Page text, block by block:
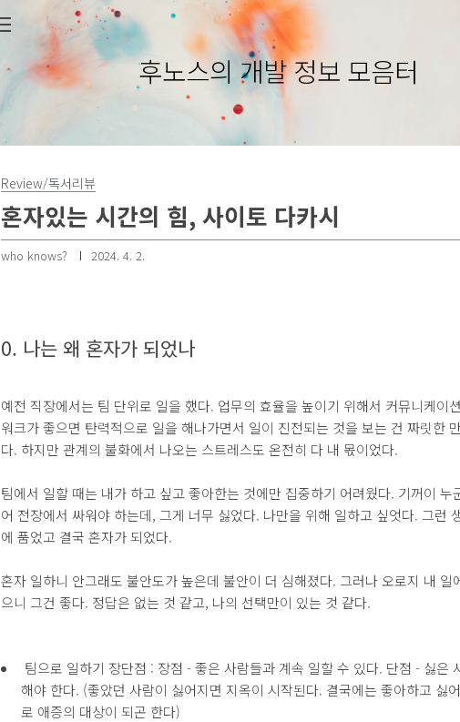
후노스의 개발 정보 모음터
Review/독서리뷰
혼자있는 시간의 힘, 사이토 다카시
who knows? 2024. 4. 2.
0. 나는 왜 혼자가 되었나
예전 직장에서는 팀 단위로 일을 했다. 업무의 효율을 높이기 위해서 커뮤니케이
워크가 좋으면 탄력적으로 일을 해나가면서 일이 진전되는 것을 보는 건 짜릿한
다. 하지만 관계의 불화에서 나오는 스트레스도 온전히 다 내 몫이었다.
팀에서 일할 때는 내가 하고 싶고 좋아한는 것에만 집중하기 어려웠다. 기꺼이 누
어 전장에서 싸워야 하는데, 그게 너무 싫었다. 나만을 위해 일하고 싶엇다. 그런
에 품었고 결국 혼자가 되었다.
혼자 일하니 안그래도 불안도가 높은데 불안이 더 심해졌다. 그러나 오로지 내 일
으니 그건 좋다. 정답은 없는 것 같고, 나의 선택만이 있는 것 같다.
팀으로 일하기 장단점 : 장점 - 좋은 사람들과 계속 일할 수 있다. 단점 - 싫은
해야 한다. (좋았던 사람이 싫어지면 지옥이 시작된다. 결국에는 좋아하고 싫
로 애증의 대상이 되곤 한다)